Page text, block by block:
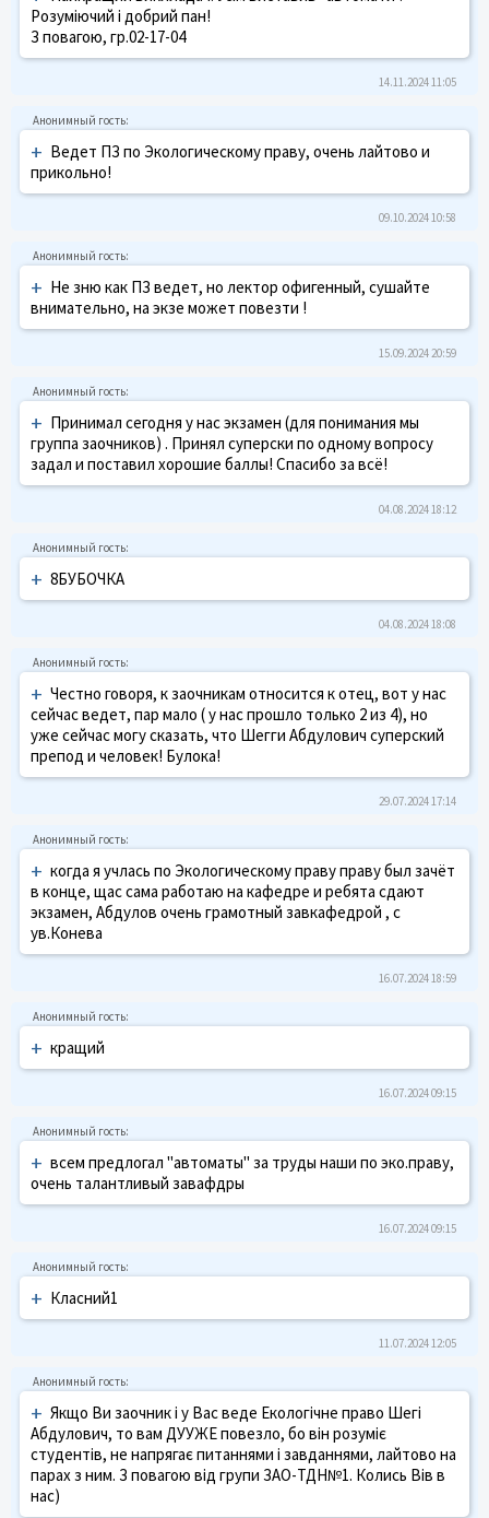
Розуміючий і добрий пан!
З повагою, гр.02-17-04
14.11.2024 11:05
+ Ведет ПЗ по Экологическому праву, очень лайтово и
прикольно!
09.10.2024 10:58
+ Не зню как ПЗ ведет, но лектор офигенный, сушайте
внимательно, на экзе может повезти !
15.09.2024 20:59
+ Принимал сегодня у нас экзамен (для понимания мы
группа заочников) . Принял суперски по одному вопросу
задал и поставил хорошие баллы! Спасибо за всё!
04.08.2024 18:12
+ 8БУБОЧКА
04.08.2024 18:08
+ Честно говоря, к заочникам относится к отец, вот у нас
сейчас ведет, пар мало ( у нас прошло только 2 из 4), но
уже сейчас могу сказать, что Шегги Абдулович суперский
препод и человек! Булока!
29.07.2024 17:14
+ когда я учлась по Экологическому праву праву был зачёт
в конце, щас сама работаю на кафедре и ребята сдают
экзамен, Абдулов очень грамотный завкафедрой , с
ув.Конева
16.07.2024 18:59
+ кращий
16.07.2024 09:15
+ всем предлогал "автоматы" за труды наши по эко.праву,
очень талантливый завафдры
16.07.2024 09:15
+ Класний1
11.07.2024 12:05
+ Якщо Ви заочник і у Вас веде Екологічне право Шегі
Абдулович, то вам ДУУЖЕ повезло, бо він розуміє
студентів, не напрягає питаннями і завданнями, лайтово на
парах з ним. З повагою від групи ЗАО-ТДН№1. Колись Вів в
нас)